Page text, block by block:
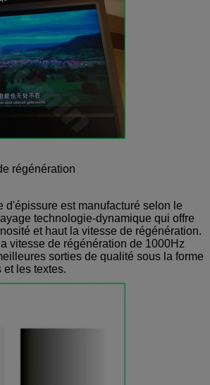
régénération
d'épissure est manufacturé selon le
technologie-dynamique qui offre
et haut la vitesse de régénération.
vitesse de régénération de 1000Hz
sorties de qualité sous la forme
les textes.